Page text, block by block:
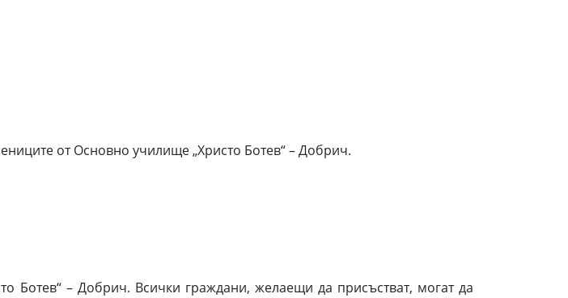
от Основно училище „Христо Ботев“ – Добрич.
– Добрич. Всички граждани, желаещи да присъстват, могат да